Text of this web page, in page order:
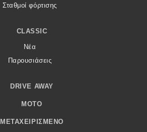
Σταθμοί φόρτισης
CLASSIC
Νέα
Παρουσιάσεις
DRIVE AWAY
MOTO
ΜΕΤΑΧΕΙΡΙΣΜΈΝΟ